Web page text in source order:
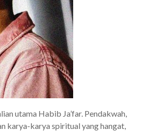
utama Habib Ja’far. Pendakwah,
karya-karya spiritual yang hangat,